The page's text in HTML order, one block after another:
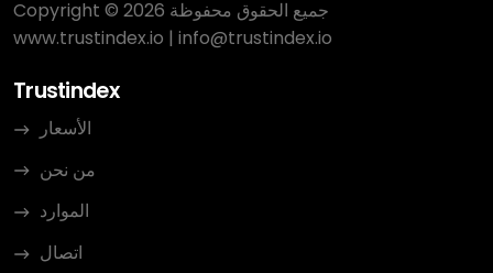
Copyright © 2026 جميع الحقوق محفوظة
www.trustindex.io | info@trustindex.io
Trustindex
الأسعار
من نحن
الموارد
اتصال